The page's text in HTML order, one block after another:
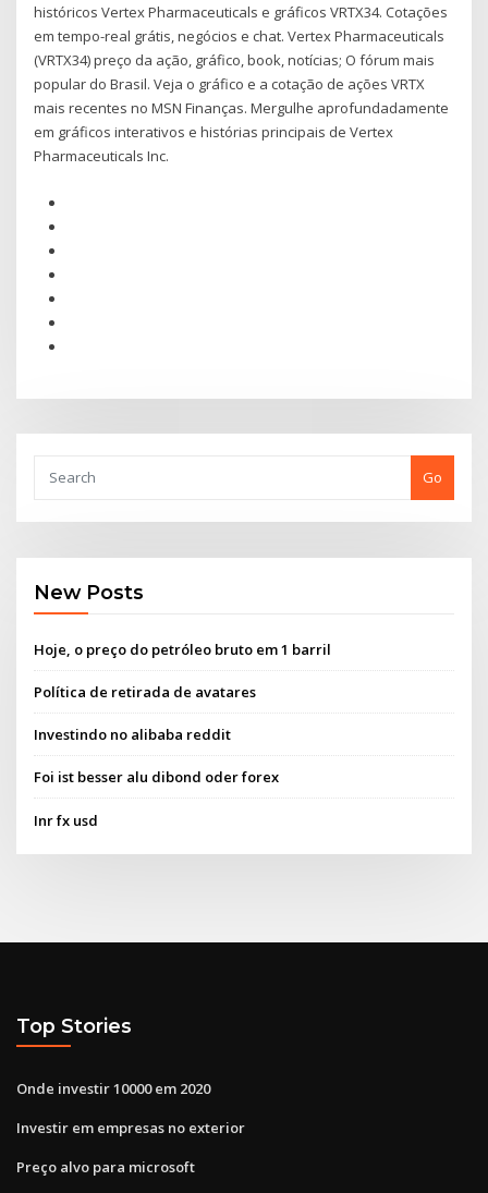
históricos Vertex Pharmaceuticals e gráficos VRTX34. Cotações
em tempo-real grátis, negócios e chat. Vertex Pharmaceuticals
(VRTX34) preço da ação, gráfico, book, notícias; O fórum mais
popular do Brasil. Veja o gráfico e a cotação de ações VRTX
mais recentes no MSN Finanças. Mergulhe aprofundadamente
em gráficos interativos e histórias principais de Vertex
Pharmaceuticals Inc.
Go
New Posts
Hoje, o preço do petróleo bruto em 1 barril
Política de retirada de avatares
Investindo no alibaba reddit
Foi ist besser alu dibond oder forex
Inr fx usd
Top Stories
Onde investir 10000 em 2020
Investir em empresas no exterior
Preço alvo para microsoft